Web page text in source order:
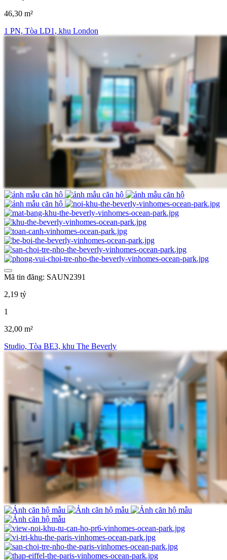
46,30 m²
1 PN, Tòa LD1, khu London
Mã tin đăng: SAUN2391
2,19 tỷ
1
32,00 m²
Studio, Tòa BE3, khu The Beverly